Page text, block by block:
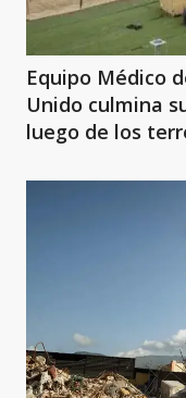
Equipo Médico
Unido culmina
luego de los